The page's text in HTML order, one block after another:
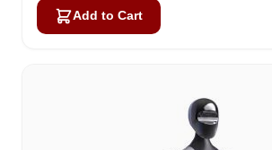
Add to Cart